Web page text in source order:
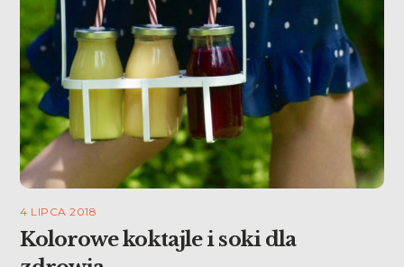
4 LIPCA 2018
Kolorowe koktajle i soki dla